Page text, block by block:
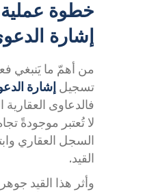
خطوة
إشارة
من أهمّ ما يَنبغي
تسجيل إشارة
فالدعاوى
لا تُعتبر موجودةً
السجل العقاري
القيد.
وأثر هذا القيد